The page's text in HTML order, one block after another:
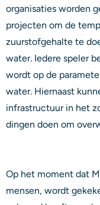
organisaties worden
projecten om de
zuurstofgehalte te
water. Iedere speler
wordt op de
water. Hiernaast
infrastructuur in het
dingen doen om
Op het moment dat
mensen, wordt